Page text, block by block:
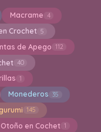
Macrame 4
Crochet 5
de Apego 112
40
1
Monederos 35
145
Otoño en Cochet 1